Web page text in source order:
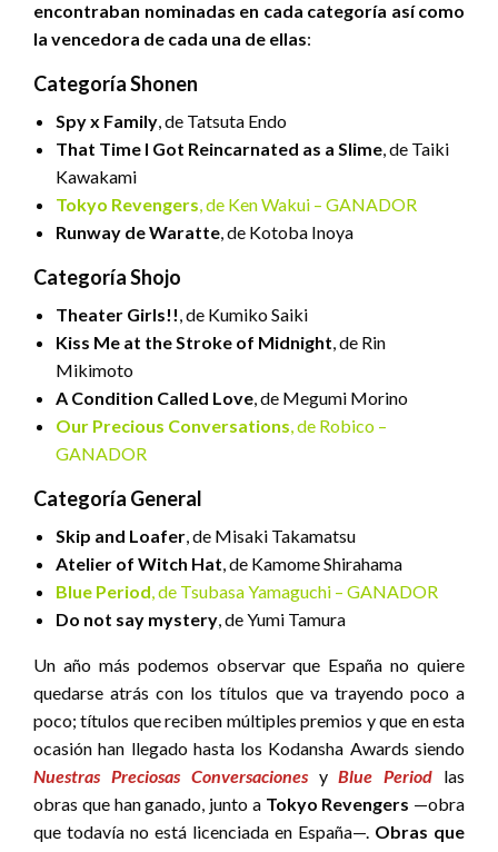
encontraban nominadas en cada categoría así como
la vencedora de cada una de ellas:
Categoría Shonen
Spy x Family, de Tatsuta Endo
That Time I Got Reincarnated as a Slime, de Taiki
Kawakami
Tokyo Revengers, de Ken Wakui – GANADOR
Runway de Waratte, de Kotoba Inoya
Categoría Shojo
Theater Girls!!, de Kumiko Saiki
Kiss Me at the Stroke of Midnight, de Rin
Mikimoto
A Condition Called Love, de Megumi Morino
Our Precious Conversations, de Robico –
GANADOR
Categoría General
Skip and Loafer, de Misaki Takamatsu
Atelier of Witch Hat, de Kamome Shirahama
Blue Period, de Tsubasa Yamaguchi – GANADOR
Do not say mystery, de Yumi Tamura
Un año más podemos observar que España no quiere
quedarse atrás con los títulos que va trayendo poco a
poco; títulos que reciben múltiples premios y que en esta
ocasión han llegado hasta los Kodansha Awards siendo
Nuestras Preciosas ConversacionesyBlue Period las
obras que han ganado, junto a Tokyo Revengers —obra
que todavía no está licenciada en España—. Obras que